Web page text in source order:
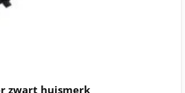
zwart huismerk